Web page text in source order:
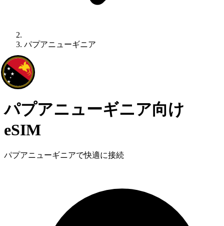
パプアニューギニア
パプアニューギニア向け
eSIM
パプアニューギニアで快適に接続